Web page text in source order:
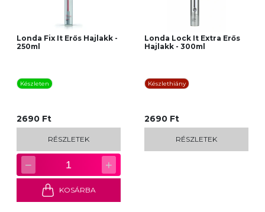
Londa Fix It Erős Hajlakk -
250ml
Készleten
2690 Ft
RÉSZLETEK
− 1 +
KOSÁRBA
Londa Lock It Extra Erős
Hajlakk - 300ml
Készlethiány
2690 Ft
RÉSZLETEK